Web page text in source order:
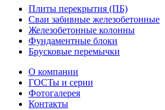
Плиты перекрытия (ПБ)
Сваи забивные железобетонные
Железобетонные колонны
Фундаментные блоки
Брусковые перемычки
О компании
ГОСТы и серии
Фотогалерея
Контакты